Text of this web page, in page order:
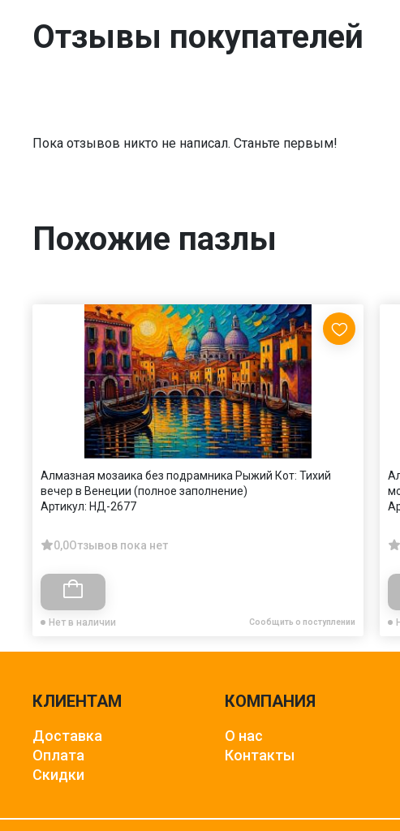
Отзывы покупателей
Пока отзывов никто не написал. Станьте первым!
Похожие пазлы
Алмазная мозаика без подрамника Рыжий Кот: Тихий
вечер в Венеции (полное заполнение)
Артикул: НД-2677
0,0Отзывов пока нет
Нет в наличии Сообщить о поступлении
КЛИЕНТАМ
Доставка
Оплата
Скидки
КОМПАНИЯ
О нас
Контакты